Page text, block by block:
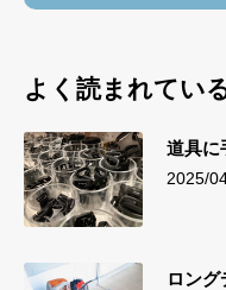
よく読まれてい
道具
2025/
ロン